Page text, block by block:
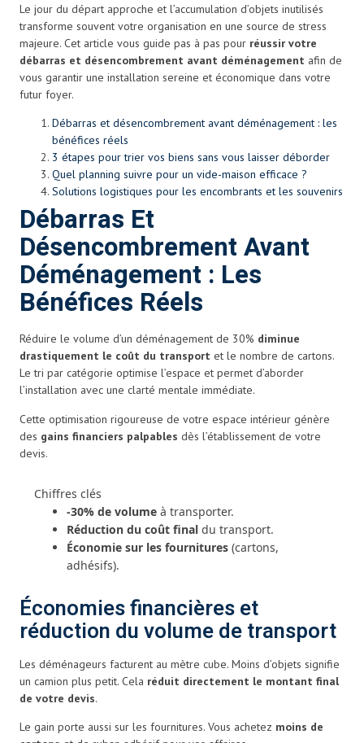
Le jour du départ approche et l’accumulation d’objets inutilisés
transforme souvent votre organisation en une source de stress
majeure. Cet article vous guide pas à pas pour réussir votre
débarras et désencombrement avant déménagement afin de
vous garantir une installation sereine et économique dans votre
futur foyer.
Débarras et désencombrement avant déménagement : les
bénéfices réels
3 étapes pour trier vos biens sans vous laisser déborder
Quel planning suivre pour un vide-maison efficace ?
Solutions logistiques pour les encombrants et les souvenirs
Débarras Et
Désencombrement Avant
Déménagement : Les
Bénéfices Réels
Réduire le volume d’un déménagement de 30% diminue
drastiquement le coût du transport et le nombre de cartons.
Le tri par catégorie optimise l’espace et permet d’aborder
l’installation avec une clarté mentale immédiate.
Cette optimisation rigoureuse de votre espace intérieur génère
des gains financiers palpables dès l’établissement de votre
devis.
Chiffres clés
-30% de volumeà transporter.
Réduction du coût finaldu transport.
Économie sur les fournitures(cartons,
adhésifs).
Économies financières et
réduction du volume de transport
Les déménageurs facturent au mètre cube. Moins d’objets signifie
un camion plus petit. Cela réduit directement le montant final
de votre devis.
Le gain porte aussi sur les fournitures. Vous achetez moins de